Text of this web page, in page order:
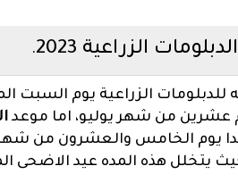
الزراعية 2023 .
للدبلومات الزراعية يوم
عشرين من شهر يوليو، اما موعد
يوم الخامس والعشرون من شهر
هذه المده عيد الاضحى